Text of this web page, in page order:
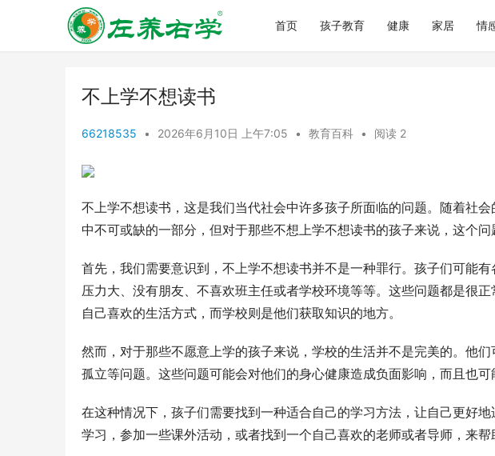
首页 孩子教育 健康 家居 情
不上学不想读书
66218535 • 2026年6月10日 上午7:05 • 教育百科 • 阅读 2
不上学不想读书，这是我们当代社会中许多孩子所面临的问题。随着社
中不可或缺的一部分，但对于那些不想上学不想读书的孩子来说，这个问
首先，我们需要意识到，不上学不想读书并不是一种罪行。孩子们可能
压力大、没有朋友、不喜欢班主任或者学校环境等等。这些问题都是很
自己喜欢的生活方式，而学校则是他们获取知识的地方。
然而，对于那些不愿意上学的孩子来说，学校的生活并不是完美的。他
孤立等问题。这些问题可能会对他们的身心健康造成负面影响，而且也可
在这种情况下，孩子们需要找到一种适合自己的学习方法，让自己更好
学习，参加一些课外活动，或者找到一个自己喜欢的老师或者导师，来帮